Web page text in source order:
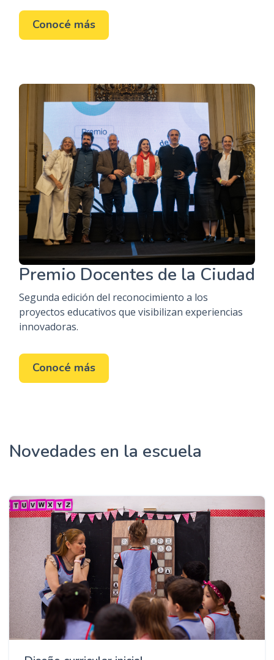
Conocé más
Premio Docentes de la Ciudad
Segunda edición del reconocimiento a los
proyectos educativos que visibilizan experiencias
innovadoras.
Conocé más
Novedades en la escuela